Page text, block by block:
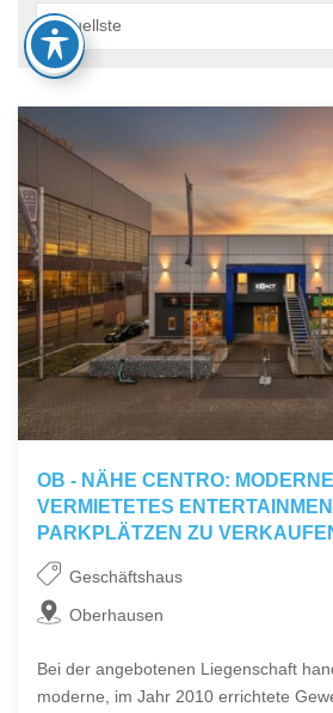
OB - NÄHE CENTRO:
VERMIETETES
PARKPLÄTZEN ZU
Geschäftshaus
Oberhausen
Bei der angebotenen Liegenschaft
moderne, im Jahr 2010 errichtete